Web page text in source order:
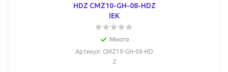
HDZ CMZ10-GH-08-HDZ
IEK
Много
Артикул: CMZ10-GH-08-HD
Z